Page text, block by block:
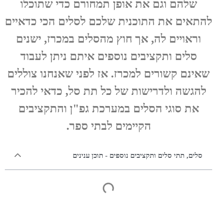
שלהם וגם את אופן תמחורם כדי שתוכלו
להתאים את התוכנית שלכם לסלים הכי כדאיים
וראויים לה, אך חוץ מהסלים במכרז, ישנים
סלים ותקציבים נוספים איתם ניתן לעבוד
שאינם קשורים למכרז. אז לפני שאנחנו צוללים
להגשה ולדרישות של כל תת סל, כדאי להכיר
את סוגי הסלים במערכת גפ"ן והתקציבים
הקיימים לבתי ספר.
סלים, תתי סלים ותקציבים נוספים - תוכן ענינים